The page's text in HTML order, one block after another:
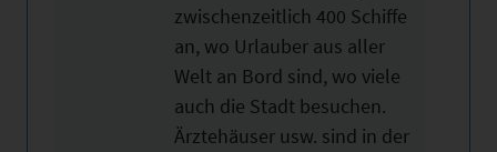
zwischenzeitlich 400 Schiffe
an, wo Urlauber aus aller
Welt an Bord sind, wo viele
auch die Stadt besuchen.
Ärztehäuser usw. sind in der